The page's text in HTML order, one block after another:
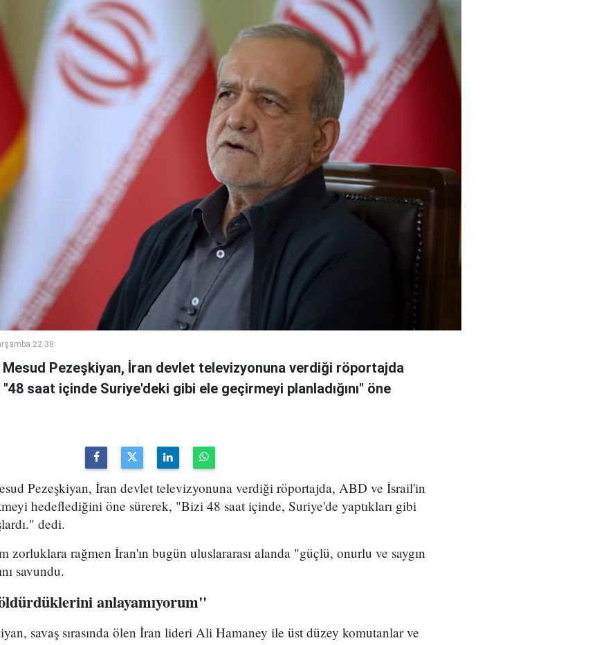
22:38
Mesud Pezeşkiyan, İran devlet televizyonuna verdiği röportajda
"48 saat içinde Suriye'deki gibi ele geçirmeyi planladığını" öne
Pezeşkiyan, İran devlet televizyonuna verdiği röportajda, ABD ve İsrail'in
hedeflediğini öne sürerek, "Bizi 48 saat içinde, Suriye'de yaptıkları gibi
dedi.
zorluklara rağmen İran'ın bugün uluslararası alanda "güçlü, onurlu ve saygın
savundu.
anlayamıyorum"
savaş sırasında ölen İran lideri Ali Hamaney ile üst düzey komutanlar ve